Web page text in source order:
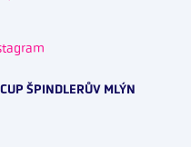
ŠPINDLERŮV MLÝN